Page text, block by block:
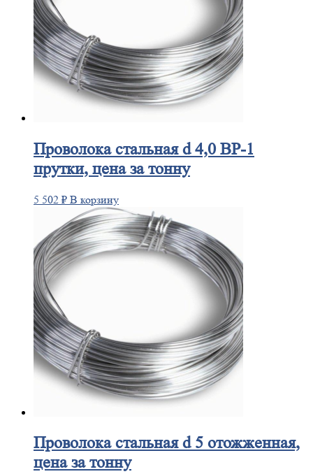
Проволокастальная d 4,0 ВР-1
прутки, цена за тонну
5 502 ₽ В корзину
Проволокастальная d 5 отожженная,
цена за тонну